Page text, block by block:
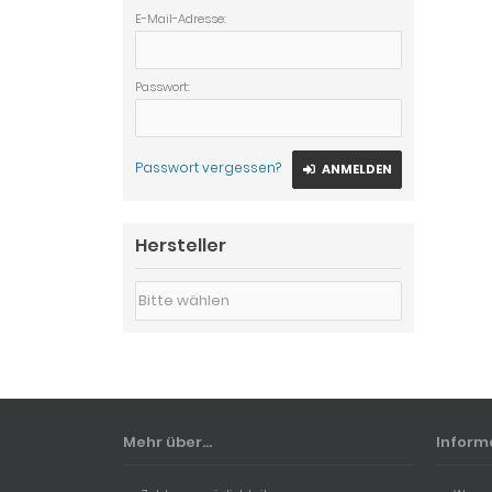
E-Mail-Adresse:
Passwort:
Passwort vergessen? ANMELDEN
Hersteller
Bitte wählen
Mehr über...